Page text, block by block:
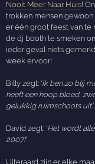
Nooit Meer Naar Huis!
trokken mensen
er één groot feest van te
de dj booth te smeken
ieder geval niets
week ervoor!
Billy zegt: ‘Ik ben zo blij
heeft een hoop bloed,
gelukkig ruimschoots uit.’
David zegt: ‘Het wordt
2007!’
Uiteraard zijn er elke